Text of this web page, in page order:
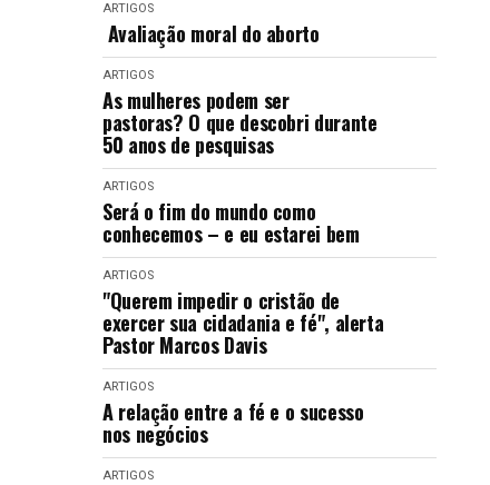
ARTIGOS
Avaliação moral do aborto
ARTIGOS
As mulheres podem ser
pastoras? O que descobri durante
50 anos de pesquisas
ARTIGOS
Será o fim do mundo como
conhecemos – e eu estarei bem
ARTIGOS
"Querem impedir o cristão de
exercer sua cidadania e fé", alerta
Pastor Marcos Davis
ARTIGOS
A relação entre a fé e o sucesso
nos negócios
ARTIGOS